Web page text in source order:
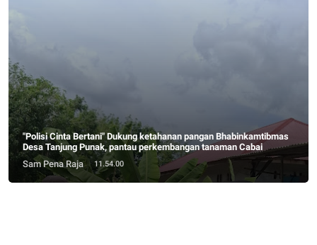
"Polisi Cinta Bertani" Dukung ketahanan pangan Bhabinkamtibmas
Desa Tanjung Punak, pantau perkembangan tanaman Cabai
Sam Pena Raja
11.54.00